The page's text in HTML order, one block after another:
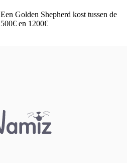
Een Golden Shepherd kost tussen de
500€ en 1200€